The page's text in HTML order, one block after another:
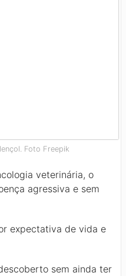
Foto Freepik
veterinária, o
agressiva e sem
expectativa de vida e
sem ainda ter